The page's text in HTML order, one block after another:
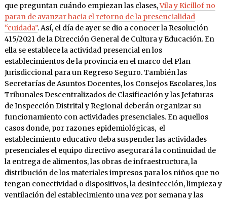
que preguntan cuándo empiezan las clases,Vila y Kicillof no
paran de avanzar hacia el retorno de la presencialidad
“cuidada”. Así, el día de ayer se dio a conocer la Resolución
415/2021 de la Dirección General de Cultura y Educación. En
ella se establece la actividad presencial en los
establecimientos de la provincia en el marco del Plan
Jurisdiccional para un Regreso Seguro. También las
Secretarías de Asuntos Docentes, los Consejos Escolares, los
Tribunales Descentralizados de Clasificación y las Jefaturas
de Inspección Distrital y Regional deberán organizar su
funcionamiento con actividades presenciales. En aquellos
casos donde, por razones epidemiológicas, el
establecimiento educativo deba suspender las actividades
presenciales el equipo directivo asegurará la continuidad de
la entrega de alimentos, las obras de infraestructura, la
distribución de los materiales impresos para los niños que no
tengan conectividad o dispositivos, la desinfección, limpieza y
ventilación del establecimiento una vez por semana y las